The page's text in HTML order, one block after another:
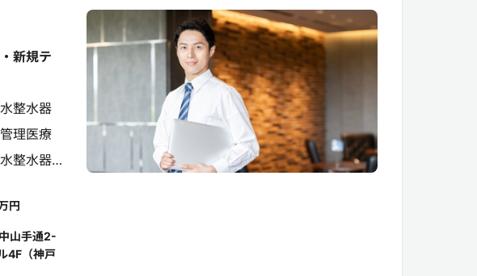
新規テ
整水器
理医療
整水器
【職務
あった
た説明
円
山手通2-
4F（神戸